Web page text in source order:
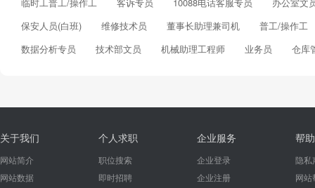
保安人员(白班)
维修技术员 董事长助理兼司机
普工/操作工
数据分析专员
技术部文员 机械助理工程师 业务员 仓库
关于我们
网站简介
网站数据
个人求职
职位搜索
即时招聘
企业服务
企业登录
企业注册
帮
隐私
网站